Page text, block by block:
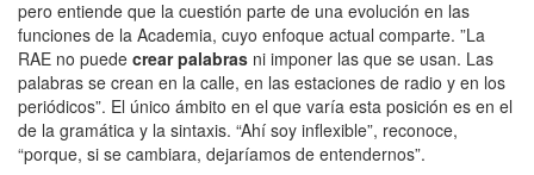
pero entiende que la cuestión parte de una evolución en las
funciones de la Academia, cuyo enfoque actual comparte. ”La
RAE no puede crear palabras ni imponer las que se usan. Las
palabras se crean en la calle, en las estaciones de radio y en los
periódicos”. El único ámbito en el que varía esta posición es en el
de la gramática y la sintaxis. “Ahí soy inflexible”, reconoce,
“porque, si se cambiara, dejaríamos de entendernos”.